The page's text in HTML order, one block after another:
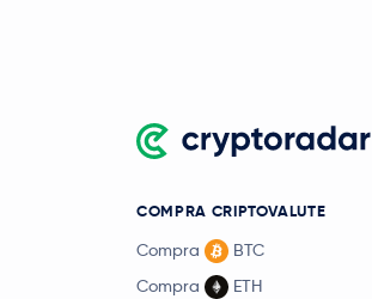
COMPRA CRIPTOVALUTE
Compra
BTC
Compra
ETH